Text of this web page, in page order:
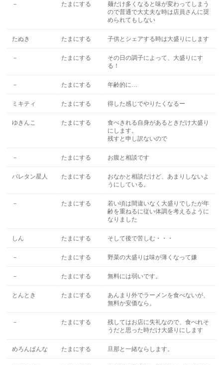
－ たまにする
麺だけ多くなると味が変わってしまう
ので普通で大丈夫な時は店員さんに奨
められてもしない
たぬき たまにする 子供とシェアする時は大盛りにします
－ たまにする
その日の調子によって、大盛りにす
る！
－ たまにする 年齢的に…
ミキティ たまにする 得した感じでやりたくなるー
ゆきんこ たまにする
食べきれる自身があるときだけ大盛り
にします。
残すと申し訳ないので
－ たまにする お腹と相談です
バレタン星人 たまにする
おなかと相談だけど、あまりしないよ
うにしている。
－ たまにする
若い頃は間違いなく大盛りでしたが年
齢を重ねるに従い体調を考えるように
なりました
しん たまにする そして後で苦しむ・・・
－ たまにする 野菜の大盛りは味が薄くなって嫌
－ たまにする 無料には弱いです。
とんとき たまにする
あんまり外でラーメンを食べないが、
無料か安価なら。
－ たまにする
残してはお店に失礼なので、食べれそ
うだと思った時だけ大盛りにします
めろんぱんな たまにする 旦那と一緒ならします。